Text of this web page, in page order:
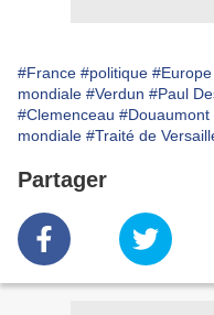
#France #politique #Europe
mondiale #Verdun #Paul
#Clemenceau #Douaumont
mondiale #Traité de
Partager